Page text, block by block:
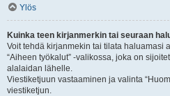
Ylös
Kuinka teen kirjanmerkin tai seuraan
Voit tehdä kirjanmekin tai tilata haluamasi
“Aiheen työkalut” -valikossa, joka on
alalaidan lähelle.
Viestiketjuun vastaaminen ja valinta
viestiketjun.